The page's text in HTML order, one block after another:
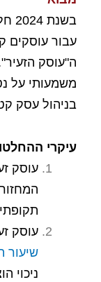
עבור עוסקים
ה"עוסק
משמעותי על
בניהול עסק
עיקרי
עוסק
עוסק
שיעור
ניכוי